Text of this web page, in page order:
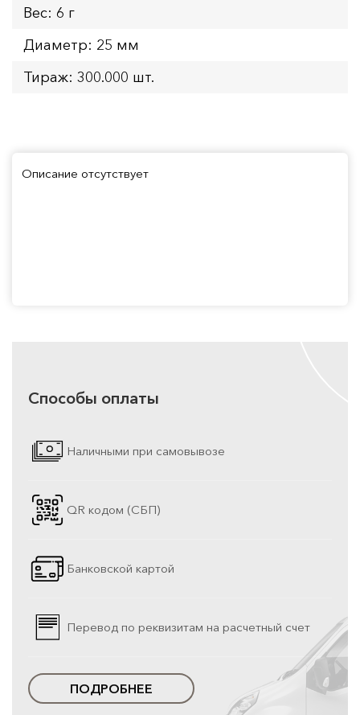
Вес: 6 г
Диаметр: 25 мм
Тираж: 300.000 шт.
Описание отсутствует
Способы оплаты
Наличными при самовывозе
QR кодом (СБП)
Банковской картой
Перевод по реквизитам на расчетный счет
ПОДРОБНЕЕ